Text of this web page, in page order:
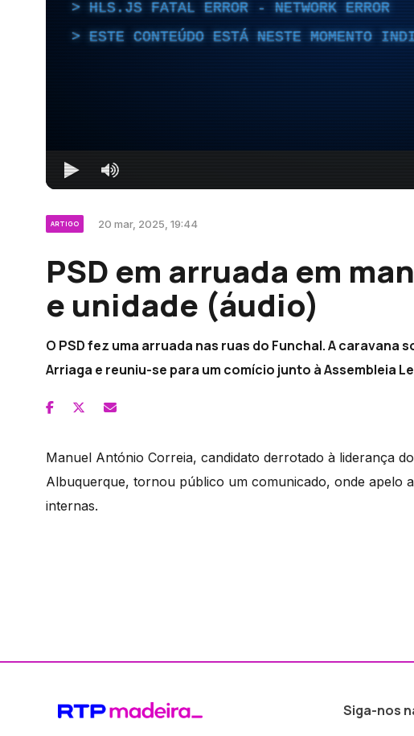
HLS.JS FATAL ERROR - NETWORK ERROR
ESTE CONTEÚDO ESTÁ NESTE MOMENTO
ARTIGO 20 mar, 2025, 19:44
PSD em arruada em
e unidade (áudio)
O PSD fez uma arruada nas ruas do Funchal. A
Arriaga e reuniu-se para um comício junto à Assembleia
Manuel António Correia, candidato derrotado à liderança
Albuquerque, tornou público um comunicado, onde apelo
internas.
Siga-nos